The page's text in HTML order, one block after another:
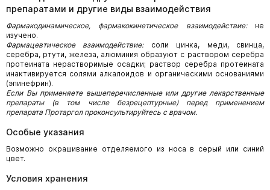
препаратами и другие виды взаимодействия
Фармакодинамическое, фармакокинетическое взаимодействие:не
изучено.
Фармацевтическое взаимодействие:соли цинка, меди, свинца,
серебра, ртути, железа, алюминия образуют с раствором серебра
протеината нерастворимые осадки; раствор серебра протеината
инактивируется солями алкалоидов и органическими основаниями
(эпинефрин).
Если Вы применяете вышеперечисленные или другие лекарственные
препараты (в том числе безрецептурные) перед применением
препарата Протаргол проконсультируйтесь с врачом.
Особые указания
Возможно окрашивание отделяемого из носа в серый или синий
цвет.
Условия хранения